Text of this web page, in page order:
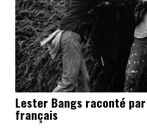
Lester Bangs raconté
français